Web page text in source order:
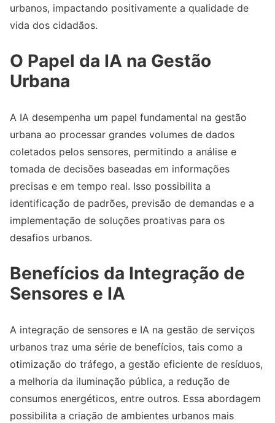
urbanos, impactando positivamente a qualidade de
vida dos cidadãos.
O Papel da IA na Gestão
Urbana
A IA desempenha um papel fundamental na gestão
urbana ao processar grandes volumes de dados
coletados pelos sensores, permitindo a análise e
tomada de decisões baseadas em informações
precisas e em tempo real. Isso possibilita a
identificação de padrões, previsão de demandas e a
implementação de soluções proativas para os
desafios urbanos.
Benefícios da Integração de
Sensores e IA
A integração de sensores e IA na gestão de serviços
urbanos traz uma série de benefícios, tais como a
otimização do tráfego, a gestão eficiente de resíduos,
a melhoria da iluminação pública, a redução de
consumos energéticos, entre outros. Essa abordagem
possibilita a criação de ambientes urbanos mais